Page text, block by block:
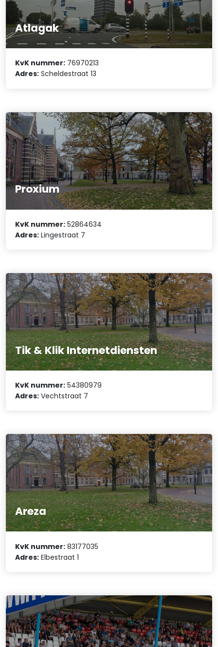
Atlagak
KvK nummer: 76970213
Adres: Scheldestraat 13
Proxium
KvK nummer: 52864634
Adres: Lingestraat 7
Tik & Klik Internetdiensten
KvK nummer: 54380979
Adres: Vechtstraat 7
Areza
KvK nummer: 83177035
Adres: Elbestraat 1